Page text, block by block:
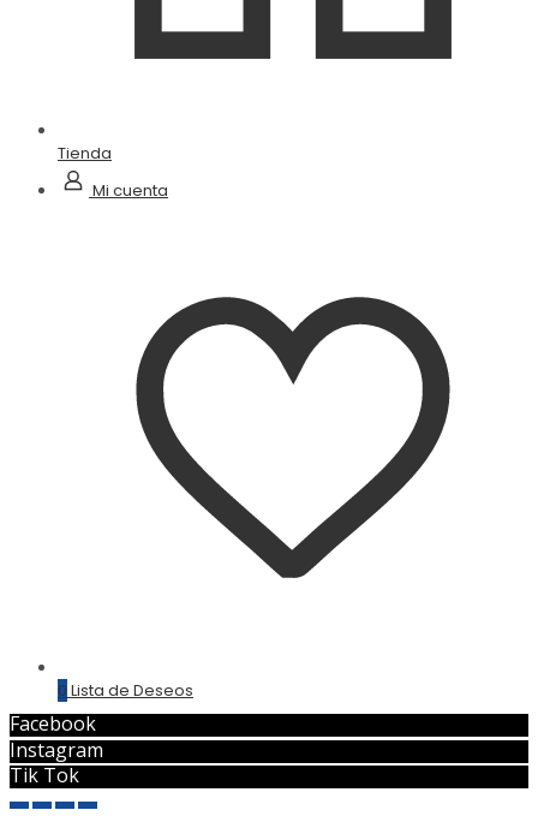
Tienda
Mi cuenta
0 Lista de Deseos
Facebook
Instagram
Tik Tok